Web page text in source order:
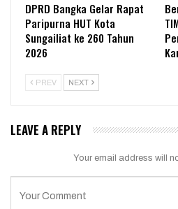
DPRD Bangka Gelar Rapat
Paripurna HUT Kota
Sungailiat ke 260 Tahun
2026
PREV NEXT
LEAVE A REPLY
Your email address will